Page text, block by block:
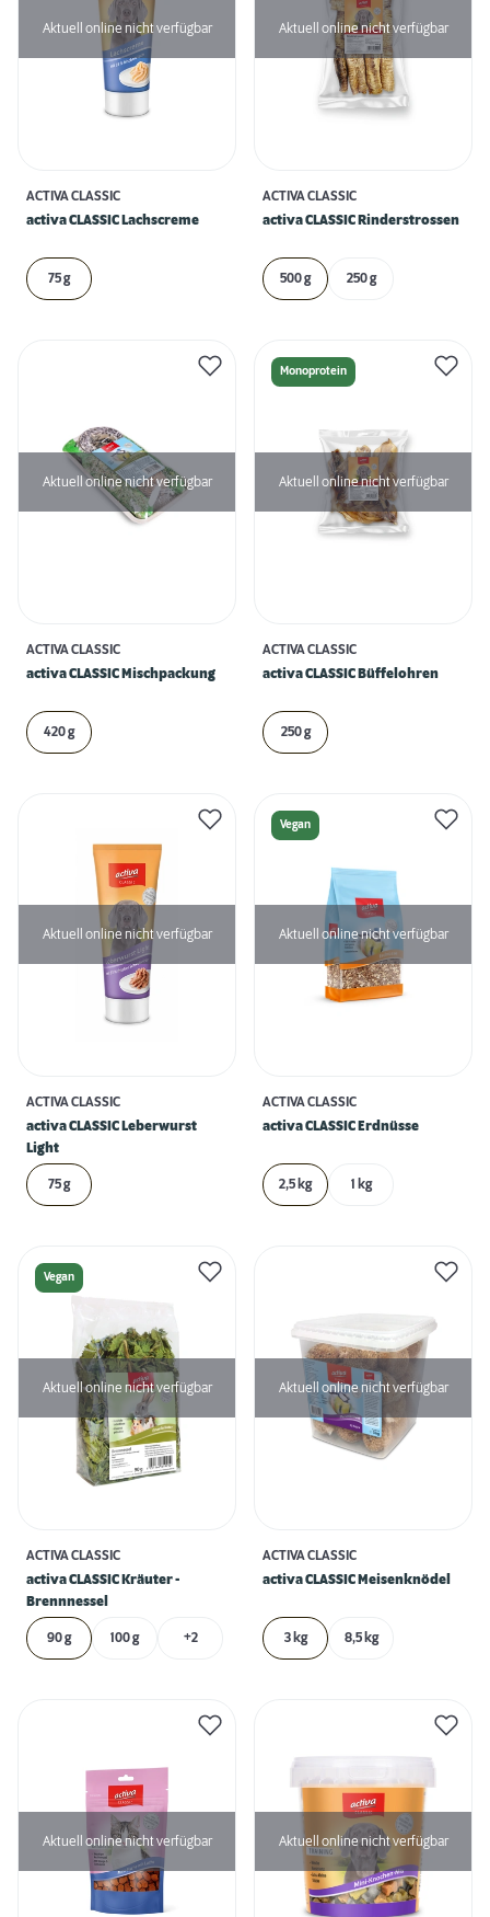
Aktuell online nicht verfügbar
ACTIVA CLASSIC
activa CLASSIC Lachscreme
75 g
Aktuell online nicht verfügbar
ACTIVA CLASSIC
activa CLASSIC Rinderstrossen
500 g 250 g
Aktuell online nicht verfügbar
ACTIVA CLASSIC
activa CLASSIC Mischpackung
420 g
Monoprotein
Aktuell online nicht verfügbar
ACTIVA CLASSIC
activa CLASSIC Büffelohren
250 g
Aktuell online nicht verfügbar
ACTIVA CLASSIC
activa CLASSIC Leberwurst
Light
75 g
Vegan
Aktuell online nicht verfügbar
ACTIVA CLASSIC
activa CLASSIC Erdnüsse
2,5 kg 1 kg
Vegan
Aktuell online nicht verfügbar
ACTIVA CLASSIC
activa CLASSIC Kräuter -
Brennnessel
90 g 100 g +2
Aktuell online nicht verfügbar
ACTIVA CLASSIC
activa CLASSIC Meisenknödel
3 kg 8,5 kg
Aktuell online nicht verfügbar Aktuell online nicht verfügbar